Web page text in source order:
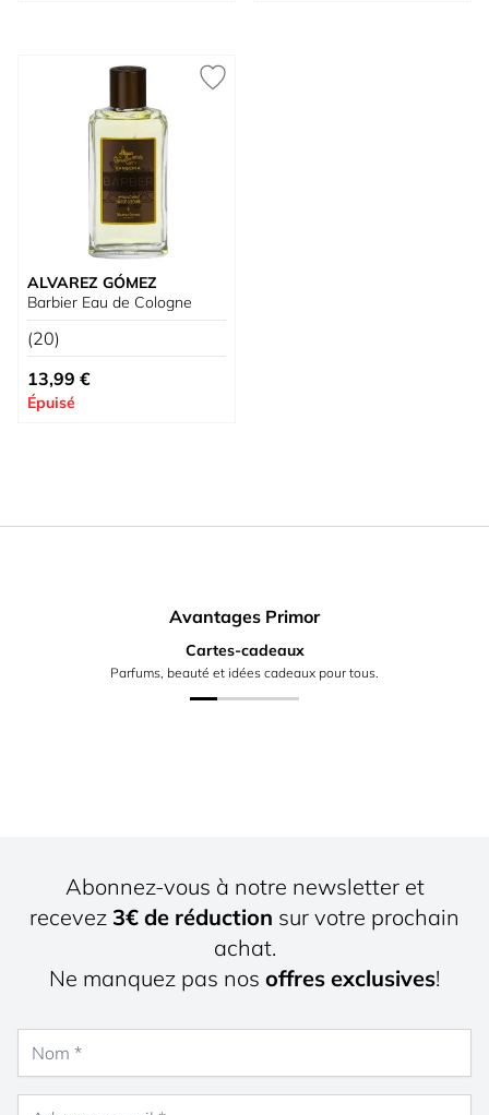
ALVAREZ GÓMEZ
Barbier Eau de Cologne
(20)
13,99 €
Épuisé
Avantages Primor
Cartes-cadeaux
Parfums, beauté et idées cadeaux pour tous.
Abonnez-vous à notre newsletter et
recevez 3€ de réduction sur votre prochain
achat.
Ne manquez pas nos offres exclusives!